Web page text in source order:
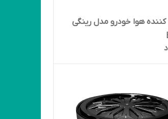
هوا خودرو مدل رینگی